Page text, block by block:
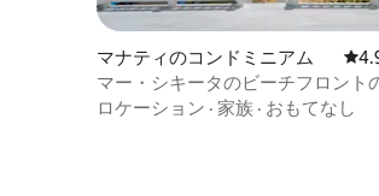
マナティのコンドミニアム レ
マー・シキータのビーチフロント
な宿泊先
ロケーション · 家族 · おもてなし